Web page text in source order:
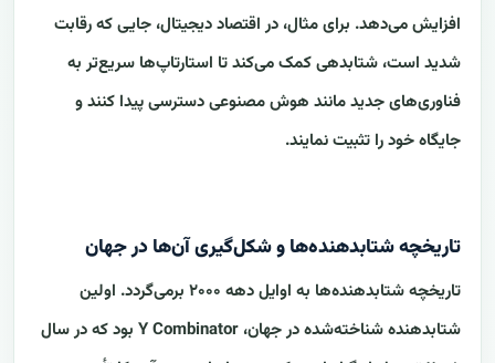
افزایش می‌دهد. برای مثال، در اقتصاد دیجیتال، جایی که رقابت
شدید است، شتابدهی کمک می‌کند تا استارتاپ‌ها سریع‌تر به
فناوری‌های جدید مانند هوش مصنوعی دسترسی پیدا کنند و
جایگاه خود را تثبیت نمایند.
تاریخچه شتابدهنده‌ها و شکل‌گیری آن‌ها در جهان
تاریخچه شتابدهنده‌ها به اوایل دهه ۲۰۰۰ برمی‌گردد. اولین
شتابدهنده شناخته‌شده در جهان، Y Combinator بود که در سال